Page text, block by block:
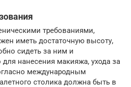
требованиями,
иметь достаточную высоту,
сидеть за ним и
для нанесения макияжа, ухода за
международным
столика должна быть в